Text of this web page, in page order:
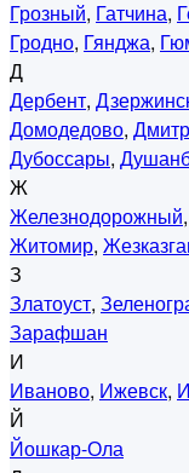
Грозный, Гатчина,
Гродно, Гянджа,
Д
Дербент,
Домодедово,
Дубоссары,
Ж
Железнодорожный,
Житомир,
З
Златоуст,
Зарафшан
И
Иваново, Ижевск,
Й
Йошкар-Ола